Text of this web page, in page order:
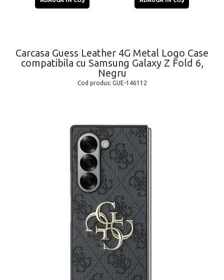
Carcasa Guess Leather 4G Metal Logo Case
compatibila cu Samsung Galaxy Z Fold 6,
Negru
Cod produs: GUE-146112